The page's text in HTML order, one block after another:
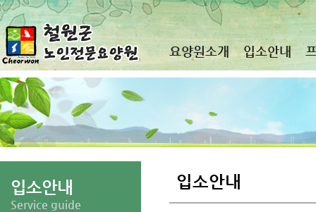
요양원소개 입소안내
입소안내
Service guide
입소안내